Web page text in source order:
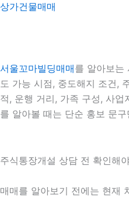
상가건물매매
서울꼬마빌딩매매를 알아보는
도 가능 시점, 중도해지 조건,
적, 운행 거리, 가족 구성, 사
를 알아볼 때는 단순 홍보 문
주식통장개설 상담 전 확인해
매매를 알아보기 전에는 현재